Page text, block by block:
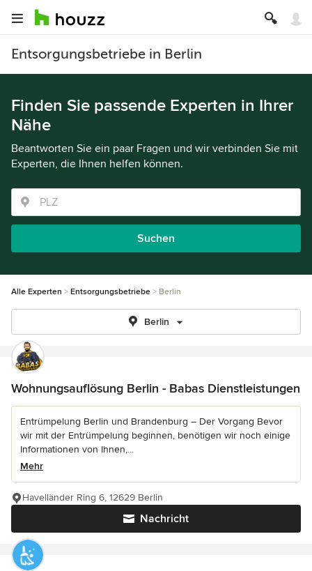
Entsorgungsbetriebe in Berlin
Finden Sie passende Experten in Ihrer
Nähe
Beantworten Sie ein paar Fragen und wir verbinden Sie mit
Experten, die Ihnen helfen können.
Suchen
Alle Experten Entsorgungsbetriebe Berlin
Berlin
Wohnungsauflösung Berlin - Babas Dienstleistungen
Entrümpelung Berlin und Brandenburg – Der Vorgang Bevor
wir mit der Entrümpelung beginnen, benötigen wir noch einige
Informationen von Ihnen,...
Mehr
Nachricht
Havelländer Ring 6, 12629 Berlin